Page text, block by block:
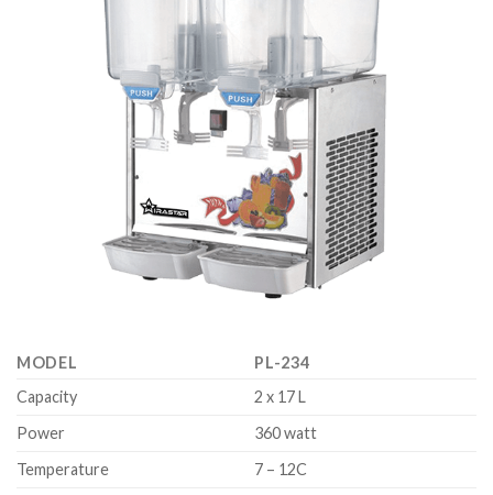
MODEL
PL-234
Capacity
2 x 17 L
Power
360 watt
Temperature
7 – 12C